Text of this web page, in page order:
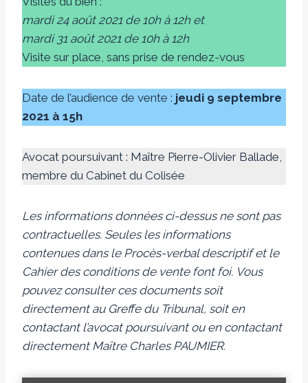
mardi 24 août 2021 de 10h à 12h et
mardi 31 août 2021 de 10h à 12h
Visite sur place, sans prise de rendez-vous
Date de l’audience de vente : jeudi 9 septembre
2021 à 15h
Avocat poursuivant : Maître Pierre-Olivier Ballade,
membre du Cabinet du Colisée
Les informations données ci-dessus ne sont pas
contractuelles. Seules les informations
contenues dans le Procès-verbal descriptif et le
Cahier des conditions de vente font foi. Vous
pouvez consulter ces documents soit
directement au Greffe du Tribunal, soit en
contactant l’avocat poursuivant ou en contactant
directement Maître Charles PAUMIER.